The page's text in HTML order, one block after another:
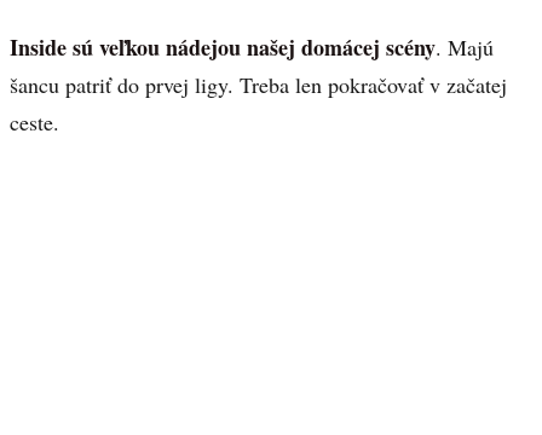
Inside sú veľkou nádejou našej domácej scény. Majú
šancu patriť do prvej ligy. Treba len pokračovať v začatej
ceste.